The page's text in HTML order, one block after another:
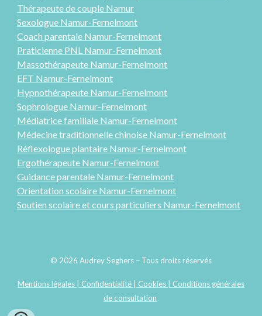
Thérapeutede couple Namur
Sexologue Namur-Fernelmont
Coach parentale Namur-Fernelmont
Praticienne PNL Namur-Fernelmont
Massothérapeute Namur-Fernelmont
EFT Namur-Fernelmont
Hypnothérapeute Namur-Fernelmont
Sophrologue Namur-Fernelmont
Médiatrice familiale Namur-Fernelmont
Médecine traditionnelle chinoise Namur-Fernelmont
Réflexologue plantaire Namur-Fernelmont
Ergothérapeute Namur-Fernelmont
Guidance parentale Namur-Fernelmont
Orientation scolaire Namur-Fernelmont
Soutien scolaire et cours particuliers Namur-Fernelmont
© 2026 Audrey Seghers – Tous droits réservés
Mentions légales | Confidentialité | Cookies | Conditions générales
de consultation